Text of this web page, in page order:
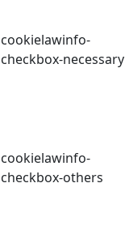
cookielawinfo-
checkbox-necessary
cookielawinfo-
checkbox-others